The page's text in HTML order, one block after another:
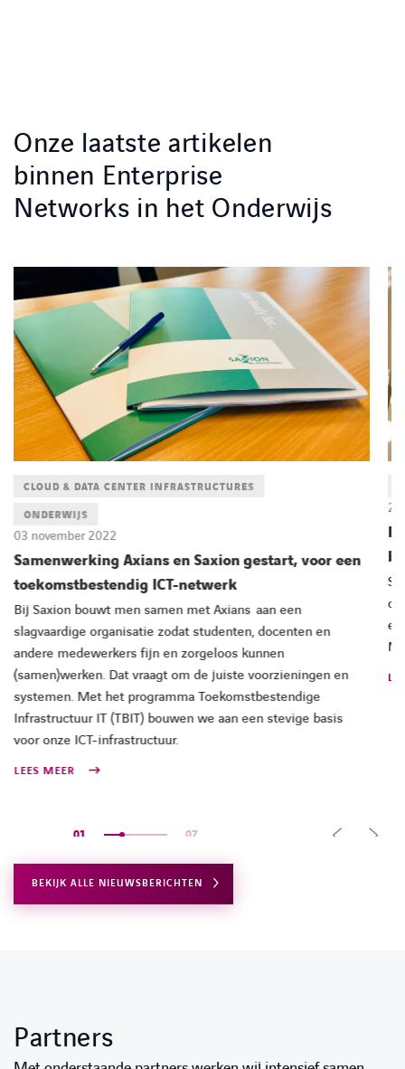
LINKEDINYOUTUBEFACEBOOK
Onze laatste artikelen
binnen Enterprise
Networks in het Onderwijs
03 november 2022
CLOUD & DATA CENTER INFRASTRUCTURES
ONDERWIJS
Samenwerking Axians en Saxion gestart, voor een
toekomstbestendig ICT-netwerk
Bij Saxion bouwt men samen met Axians aan een
slagvaardige organisatie zodat studenten, docenten en
andere medewerkers fijn en zorgeloos kunnen
(samen)werken. Dat vraagt om de juiste voorzieningen en
systemen. Met het programma Toekomstbestendige
Infrastructuur IT (TBIT) bouwen we aan een stevige basis
voor onze ICT-infrastructuur.
LEES MEER
28
of
01 07
BEKIJK ALLE NIEUWSBERICHTEN
Partners